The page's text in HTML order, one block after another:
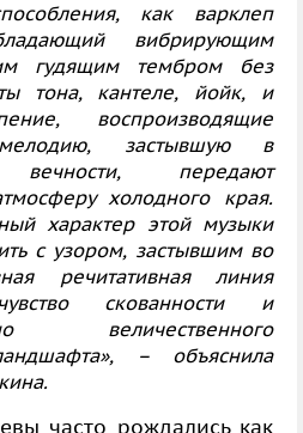
как варклеп
вибрирующим
гудящим тембром без
тона, кантеле, йойк, и
воспроизводящие
застывшую в
передают
холодного края.
характер этой музыки
с узором, застывшим во
речитативная линия
скованности и
величественного
– объяснила
часто рождались как